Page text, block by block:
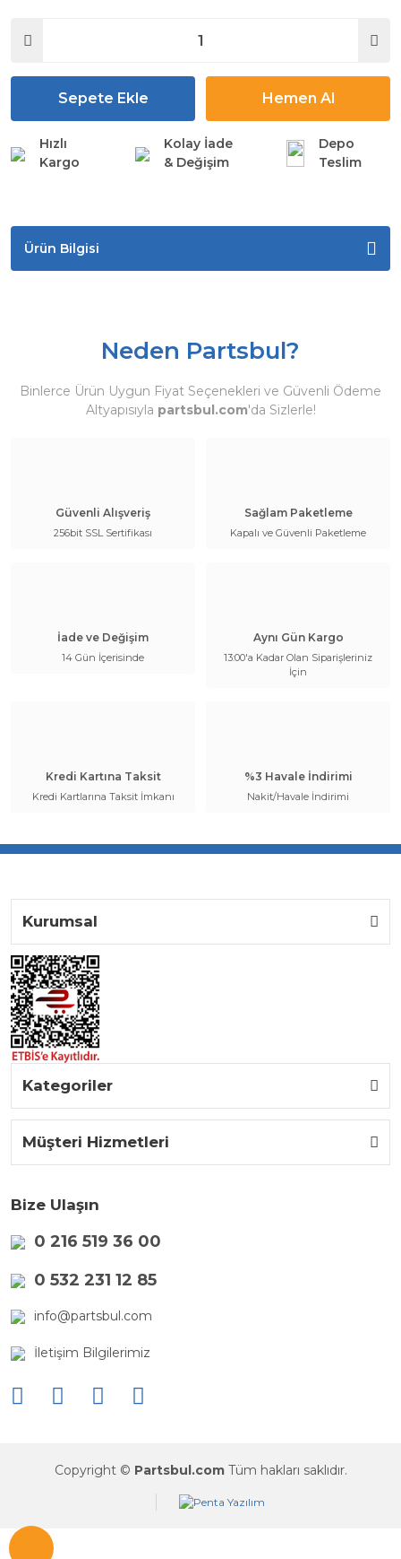
Sepete Ekle Hemen Al
Hızlı
Kargo
Kolay İade
& Değişim
Depo
Teslim
Ürün Bilgisi
Neden Partsbul?
Binlerce Ürün Uygun Fiyat Seçenekleri ve Güvenli Ödeme
Altyapısıyla partsbul.com'da Sizlerle!
Güvenli Alışveriş
256bit SSL Sertifikası
Sağlam Paketleme
Kapalı ve Güvenli Paketleme
İade ve Değişim
14 Gün İçerisinde
Aynı Gün Kargo
13:00'a Kadar Olan Siparişleriniz
İçin
Kredi Kartına Taksit
Kredi Kartlarına Taksit İmkanı
%3 Havale İndirimi
Nakit/Havale İndirimi
Kurumsal
Kategoriler
Müşteri Hizmetleri
Bize Ulaşın
0 216 519 36 00
0 532 231 12 85
info@partsbul.com
İletişim Bilgilerimiz
Copyright © Partsbul.com Tüm hakları saklıdır.